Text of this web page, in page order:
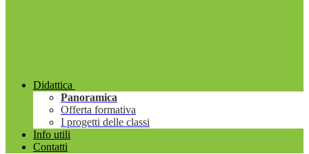
Didattica
Panoramica
Offerta formativa
I progetti delle classi
Info utili
Contatti